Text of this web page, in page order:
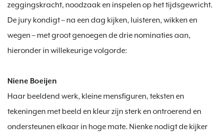
zeggingskracht, noodzaak en inspelen op het tijdsgewricht.
De jury kondigt – na een dag kijken, luisteren, wikken en
wegen – met groot genoegen de drie nominaties aan,
hieronder in willekeurige volgorde:
Niene Boeijen
Haar beeldend werk, kleine mensfiguren, teksten en
tekeningen met beeld en kleur zijn sterk en ontroerend en
ondersteunen elkaar in hoge mate. Nienke nodigt de kijker